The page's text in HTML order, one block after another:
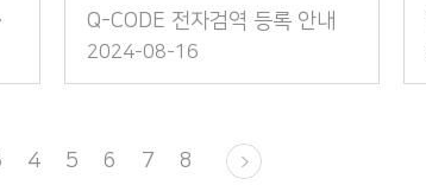
요! Q-CODE 전자검역 등록 안내
2024-08-16
4 5 6 7 8